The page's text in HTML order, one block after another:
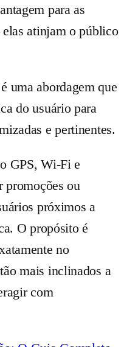
para as
atinjam o público
uma abordagem que
do usuário para
e pertinentes.
GPS, Wi-Fi e
promoções ou
próximos a
O propósito é
no
mais inclinados a
com